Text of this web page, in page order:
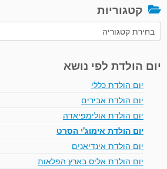
קטגוריות
קטגוריות
יום הולדת לפי נושא
יום הולדת כללי
יום הולדת אבירים
יום הולדת אולימפיאדה
יום הולדת אימוג'י הסרט
יום הולדת אינדיאנים
יום הולדת אליס בארץ הפלאות